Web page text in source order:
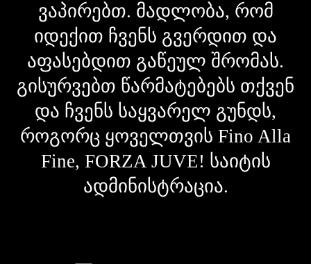
ვაპირებთ. მადლობა, რომ
იდექით ჩვენს გვერდით და
აფასებდით გაწეულ შრომას.
გისურვებთ წარმატებებს თქვენ
და ჩვენს საყვარელ გუნდს,
როგორც ყოველთვის Fino Alla
Fine, FORZA JUVE! საიტის
ადმინისტრაცია.